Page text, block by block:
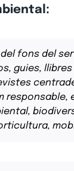
fons del
guies,
responsable,